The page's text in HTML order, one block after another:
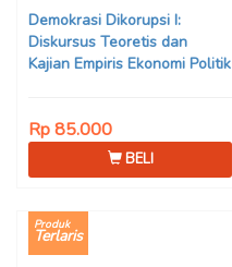
Demokrasi Dikorupsi I:
Diskursus Teoretis dan
Kajian Empiris Ekonomi Politik
Rp 85.000
BELI
Produk
Terlaris